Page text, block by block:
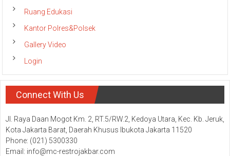
Ruang Edukasi
Kantor Polres&Polsek
Gallery Video
Login
Connect With Us
Jl. Raya Daan Mogot Km. 2, RT.5/RW.2, Kedoya Utara, Kec. Kb. Jeruk,
Kota Jakarta Barat, Daerah Khusus Ibukota Jakarta 11520
Phone: (021) 5300330
Email: info@mc-restrojakbar.com